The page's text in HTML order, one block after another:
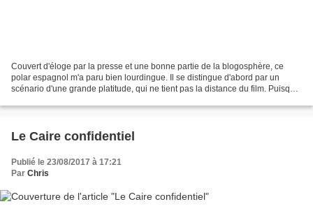
Couvert d'éloge par la presse et une bonne partie de la blogosphère, ce
polar espagnol m'a paru bien lourdingue. Il se distingue d'abord par un
scénario d'une grande platitude, qui ne tient pas la distance du film. Puisque
Le Caire confidentiel
Publié le 23/08/2017 à 17:21
Par Chris